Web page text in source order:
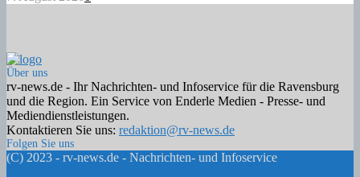
Über uns
rv-news.de - Ihr Nachrichten- und Infoservice für die Ravensburg
und die Region. Ein Service von Enderle Medien - Presse- und
Mediendienstleistungen.
Kontaktieren Sie uns: redaktion@rv-news.de
Folgen Sie uns
Facebook
Twitter
Instagram
Email
Rss
(C) 2023 - rv-news.de - Nachrichten- und Infoservice